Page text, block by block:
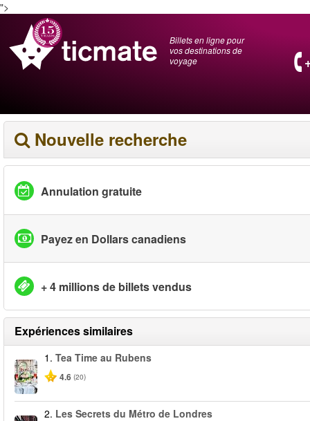
">
Billets en ligne pour
vos destinations de
voyage
Nouvelle recherche
Annulation gratuite
Payez en Dollars canadiens
+ 4 millions de billets vendus
Expériences similaires
1. Tea Time au Rubens
4.6 (20)
2. Les Secrets du Métro de Londres